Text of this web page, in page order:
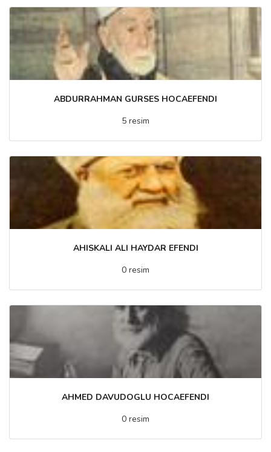
ABDURRAHMAN GURSES HOCAEFENDI
5 resim
AHISKALI ALI HAYDAR EFENDI
0 resim
AHMED DAVUDOGLU HOCAEFENDI
0 resim